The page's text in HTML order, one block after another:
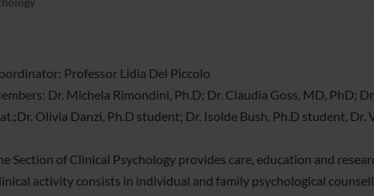
Professor Lidia Del Piccolo
Dr. Michela Rimondini, Ph.D; Dr. Claudia Goss, MD, PhD;
Olivia Danzi, Ph.D student; Dr. Isolde Bush, Ph.D student, Dr.
Section of Clinical Psychology provides care, education and
activity consists in individual and family psychological